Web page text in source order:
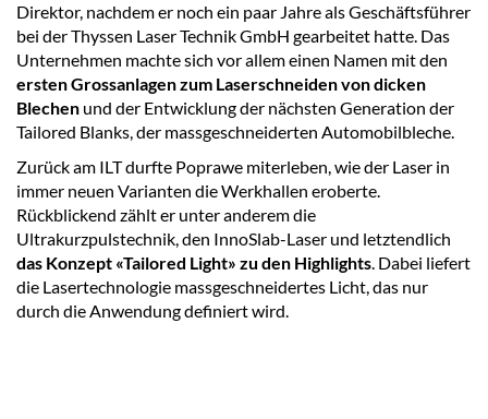
Direktor, nachdem er noch ein paar Jahre als Geschäftsführer
bei der Thyssen Laser Technik GmbH gearbeitet hatte. Das
Unternehmen machte sich vor allem einen Namen mit den
ersten Grossanlagen zum Laserschneiden von dicken
Blechen und der Entwicklung der nächsten Generation der
Tailored Blanks, der massgeschneiderten Automobilbleche.
Zurück am ILT durfte Poprawe miterleben, wie der Laser in
immer neuen Varianten die Werkhallen eroberte.
Rückblickend zählt er unter anderem die
Ultrakurzpulstechnik, den InnoSlab-Laser und letztendlich
das Konzept «Tailored Light» zu den Highlights. Dabei liefert
die Lasertechnologie massgeschneidertes Licht, das nur
durch die Anwendung definiert wird.